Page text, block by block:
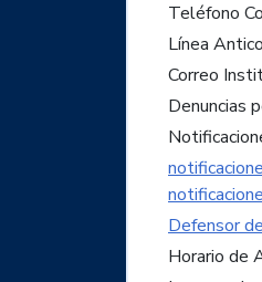
Teléfono
Línea
Correo
Denuncias
Defensor
Horario de